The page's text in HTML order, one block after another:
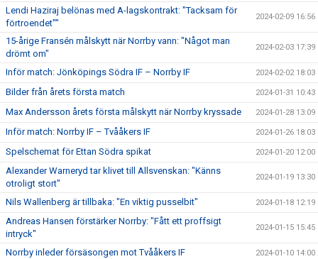
Lendi Haziraj belönas med A-lagskontrakt: "Tacksam för
förtroendet""
2024-02-09 16:56
15-årige Fransén målskytt när Norrby vann: "Något man
drömt om"
2024-02-03 17:39
Inför match: Jönköpings Södra IF – Norrby IF 2024-02-02 18:03
Bilder från årets första match 2024-01-31 10:43
Max Andersson årets första målskytt när Norrby kryssade 2024-01-28 13:09
Inför match: Norrby IF – Tvååkers IF 2024-01-26 18:03
Spelschemat för Ettan Södra spikat 2024-01-20 12:00
Alexander Warneryd tar klivet till Allsvenskan: "Känns
otroligt stort"
2024-01-19 13:30
Nils Wallenberg är tillbaka: "En viktig pusselbit" 2024-01-18 12:19
Andreas Hansen förstärker Norrby: "Fått ett proffsigt
intryck"
2024-01-15 15:45
Norrby inleder försäsongen mot Tvååkers IF 2024-01-10 14:00